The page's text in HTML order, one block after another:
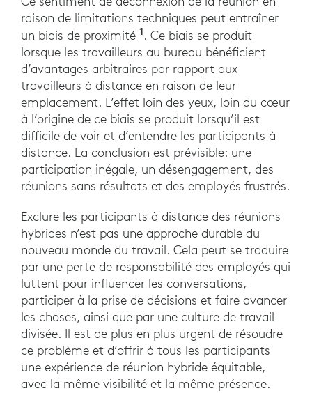
raison de limitations techniques peut entraîner
un biais de proximité 1. Ce biais se produit
lorsque les travailleurs au bureau bénéficient
d’avantages arbitraires par rapport aux
travailleurs à distance en raison de leur
emplacement. L’effet loin des yeux, loin du cœur
à l’origine de ce biais se produit lorsqu’il est
difficile de voir et d’entendre les participants à
distance. La conclusion est prévisible: une
participation inégale, un désengagement, des
réunions sans résultats et des employés frustrés.
Exclure les participants à distance des réunions
hybrides n’est pas une approche durable du
nouveau monde du travail. Cela peut se traduire
par une perte de responsabilité des employés qui
luttent pour influencer les conversations,
participer à la prise de décisions et faire avancer
les choses, ainsi que par une culture de travail
divisée. Il est de plus en plus urgent de résoudre
ce problème et d’offrir à tous les participants
une expérience de réunion hybride équitable,
avec la même visibilité et la même présence.